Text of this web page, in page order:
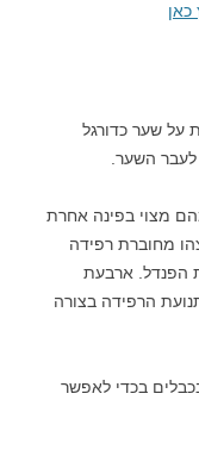
על שער כדורגל
השער.
מצוי בפינה אחרת
מחוברת רפידה
הפנדל. ארבעת
הרפידה בצורה
בכדי לאפשר